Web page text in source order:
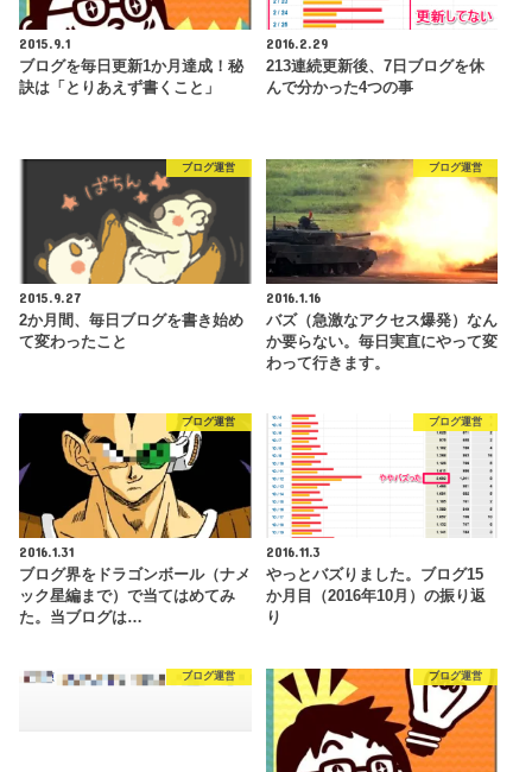
2015.9.1
ブログを毎日更新1か月達成！秘
訣は「とりあえず書くこと」
2016.2.29
213連続更新後、7日ブログを休
んで分かった4つの事
ブログ運営
2015.9.27
2か月間、毎日ブログを書き始め
て変わったこと
ブログ運営
2016.1.16
バズ（急激なアクセス爆発）なん
か要らない。毎日実直にやって変
わって行きます。
ブログ運営
2016.1.31
ブログ界をドラゴンボール（ナメ
ック星編まで）で当てはめてみ
た。当ブログは…
ブログ運営
2016.11.3
やっとバズりました。ブログ15
か月目（2016年10月）の振り返
り
ブログ運営 ブログ運営